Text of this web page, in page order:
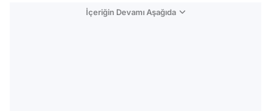
İçeriğin Devamı Aşağıda